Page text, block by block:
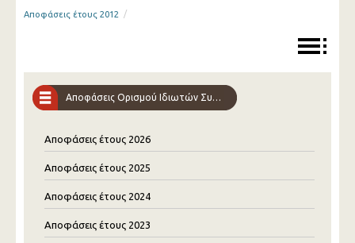
Αποφάσεις έτους 2012 /
Αποφάσεις Ορισμού Ιδιωτών Συνεργατών
Αποφάσεις έτους 2026
Αποφάσεις έτους 2025
Αποφάσεις έτους 2024
Αποφάσεις έτους 2023